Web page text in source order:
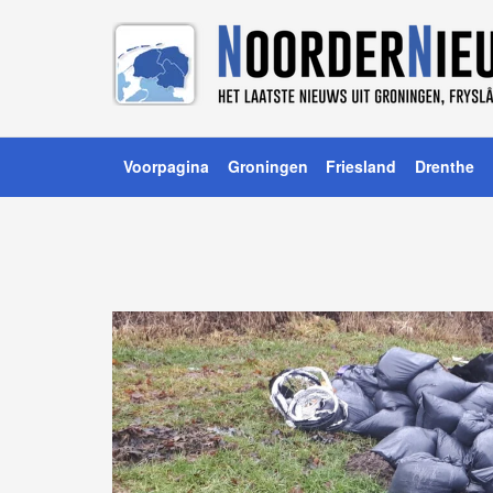
Voorpagina Groningen Friesland Drenthe